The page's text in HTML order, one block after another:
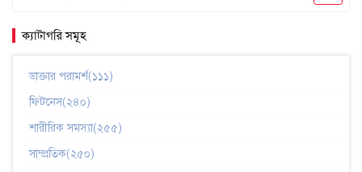
ক্যাটাগরি সমূহ
ডাক্তার পরামর্শ(১১১)
ফিটনেস(২৪০)
শারীরিক সমস্যা(২৫৫)
সাম্প্রতিক(২৫০)